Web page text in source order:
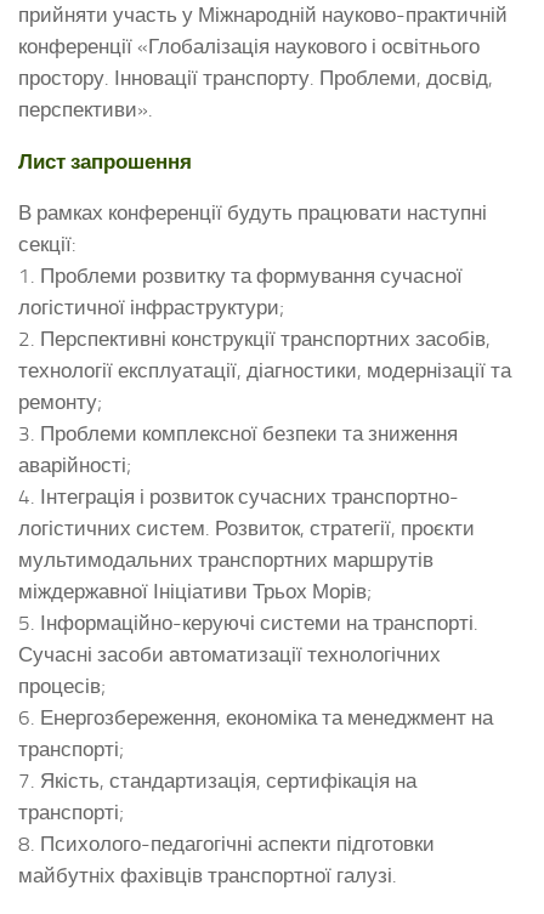
прийняти участь у Міжнародній науково-практичній
конференції «Глобалізація наукового і освітнього
простору. Інновації транспорту. Проблеми, досвід,
перспективи».
Лист запрошення
В рамках конференції будуть працювати наступні
секції:
1. Проблеми розвитку та формування сучасної
логістичної інфраструктури;
2. Перспективні конструкції транспортних засобів,
технології експлуатації, діагностики, модернізації та
ремонту;
3. Проблеми комплексної безпеки та зниження
аварійності;
4. Інтеграція і розвиток сучасних транспортно-
логістичних систем. Розвиток, стратегії, проєкти
мультимодальних транспортних маршрутів
міждержавної Ініціативи Трьох Морів;
5. Інформаційно-керуючі системи на транспорті.
Сучасні засоби автоматизації технологічних
процесів;
6. Енергозбереження, економіка та менеджмент на
транспорті;
7. Якість, стандартизація, сертифікація на
транспорті;
8. Психолого-педагогічні аспекти підготовки
майбутніх фахівців транспортної галузі.